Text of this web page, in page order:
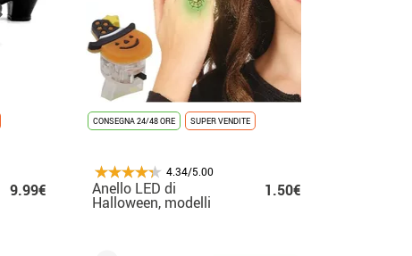
9.99€
CONSEGNA 24/48 ORE SUPER VENDITE
4.34/5.00
Anello LED di
Halloween, modelli
assortiti da 3 cm
1.50€